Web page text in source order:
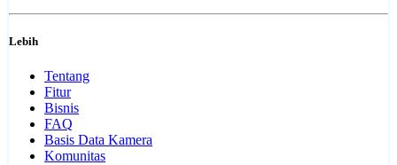
Lebih
Tentang
Fitur
Bisnis
FAQ
Basis Data Kamera
Komunitas